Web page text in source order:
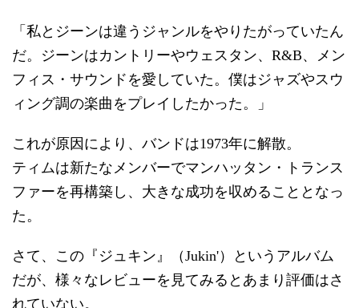
「私とジーンは違うジャンルをやりたがっていたん
だ。ジーンはカントリーやウェスタン、R&B、メン
フィス・サウンドを愛していた。僕はジャズやスウ
ィング調の楽曲をプレイしたかった。」
これが原因により、バンドは1973年に解散。
ティムは新たなメンバーでマンハッタン・トランス
ファーを再構築し、大きな成功を収めることとなっ
た。
さて、この『ジュキン』（Jukin'）というアルバム
だが、様々なレビューを見てみるとあまり評価はさ
れていない。